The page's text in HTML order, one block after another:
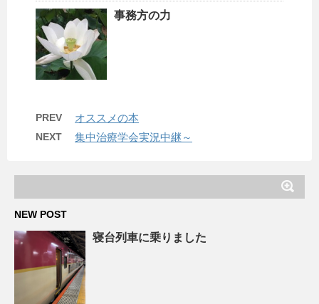
事務方の力
PREV オススメの本
NEXT 集中治療学会実況中継～
NEW POST
寝台列車に乗りました